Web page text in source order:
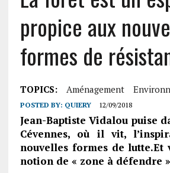
propice aux
formes de
TOPICS: Aménagement
POSTED BY: QUIERY 12/09/2018
Jean-Baptiste Vidalou puise
Cévennes, où il vit,
nouvelles formes de lutte.Et
notion de « zone à défendre